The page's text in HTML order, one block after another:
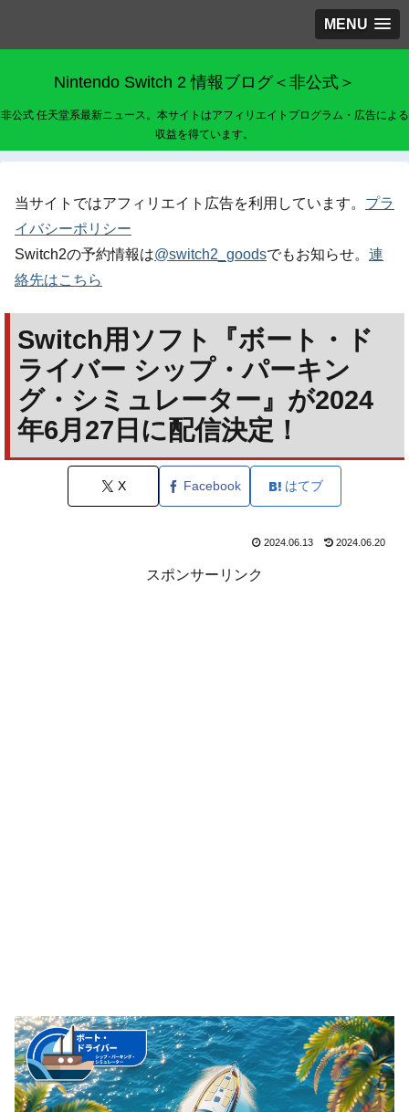
MENU
Nintendo Switch 2 情報ブログ＜非公式＞
非公式 任天堂系最新ニュース。本サイトはアフィリエイトプログラム・広告による
収益を得ています。
当サイトではアフィリエイト広告を利用しています。 プラ
イバシーポリシー
Switch2の予約情報は@switch2_goodsでもお知らせ。 連
絡先はこちら
Switch用ソフト『ボート・ド
ライバー シップ・パーキン
グ・シミュレーター』が2024
年6月27日に配信決定！
X Facebook はてブ
2024.06.13 2024.06.20
スポンサーリンク